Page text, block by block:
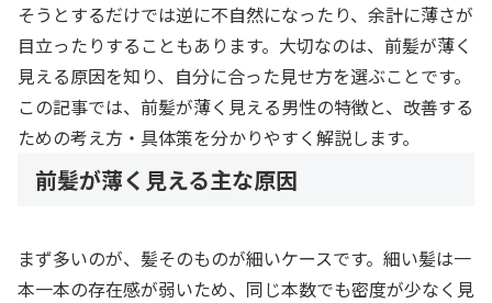
そうとするだけでは逆に不自然になったり、余計に薄さが
目立ったりすることもあります。大切なのは、前髪が薄く
見える原因を知り、自分に合った見せ方を選ぶことです。
この記事では、前髪が薄く見える男性の特徴と、改善する
ための考え方・具体策を分かりやすく解説します。
前髪が薄く見える主な原因
まず多いのが、髪そのものが細いケースです。細い髪は一
本一本の存在感が弱いため、同じ本数でも密度が少なく見